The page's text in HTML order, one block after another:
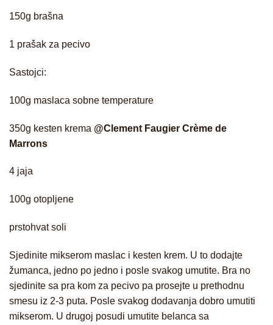
150g brašna
1 prašak za pecivo
Sastojci:
100g maslaca sobne temperature
350g kesten krema @Clement Faugier Crème de
Marrons
4 jaja
100g otopljene
prstohvat soli
Sjedinite mikserom maslac i kesten krem. U to dodajte
žumanca, jedno po jedno i posle svakog umutite. Bra no
sjedinite sa pra kom za pecivo pa prosejte u prethodnu
smesu iz 2-3 puta. Posle svakog dodavanja dobro umutiti
mikserom. U drugoj posudi umutite belanca sa